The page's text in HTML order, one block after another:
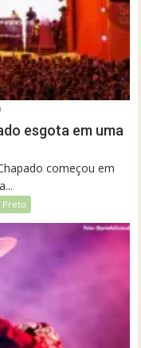
esgota em uma
começou em
Preto